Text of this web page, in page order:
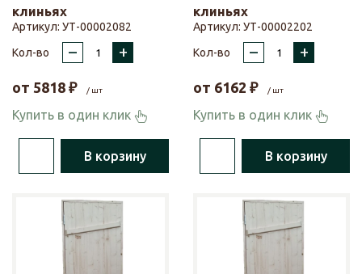
клиньях
Артикул: УТ-00002082
Кол-во
– +
от 5818 ₽ / шт
Купить в один клик
В корзину
клиньях
Артикул: УТ-00002202
Кол-во
– +
от 6162 ₽ / шт
Купить в один клик
В корзину